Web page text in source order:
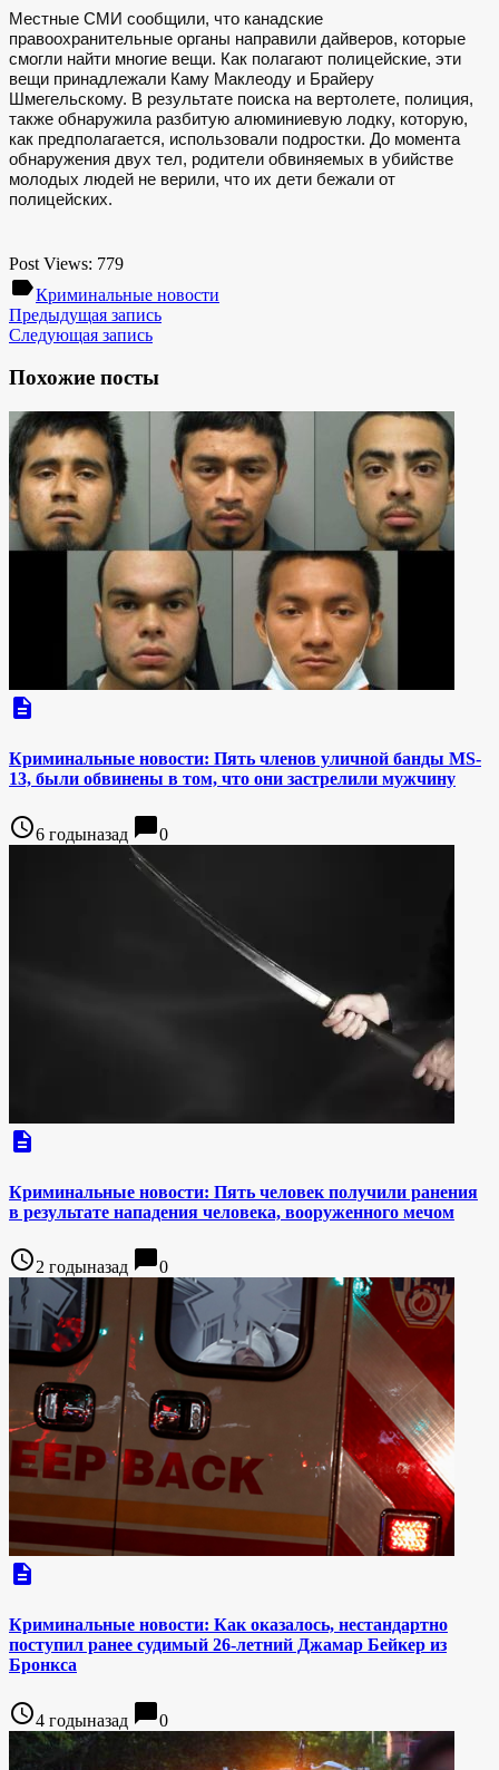
Местные СМИ сообщили, что канадские
правоохранительные органы направили дайверов, которые
смогли найти многие вещи. Как полагают полицейские, эти
вещи принадлежали Каму Маклеоду и Брайеру
Шмегельскому. В результате поиска на вертолете, полиция,
также обнаружила разбитую алюминиевую лодку, которую,
как предполагается, использовали подростки. До момента
обнаружения двух тел, родители обвиняемых в убийстве
молодых людей не верили, что их дети бежали от
полицейских.
Post Views: 779
labelКриминальные новости
Предыдущая запись
Следующая запись
Похожие посты
description
Криминальные новости: Пять членов уличной банды MS-
13, были обвинены в том, что они застрелили мужчину
access_time6 годыназад chat_bubble0
description
Криминальные новости: Пять человек получили ранения
в результате нападения человека, вооруженного мечом
access_time2 годыназад chat_bubble0
description
Криминальные новости: Как оказалось, нестандартно
поступил ранее судимый 26-летний Джамар Бейкер из
Бронкса
access_time4 годыназад chat_bubble0